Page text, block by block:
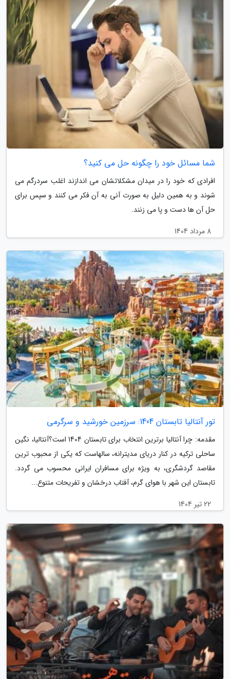
شما مسائل خود را چگونه حل می کنید؟
افرادی که خود را در میدان مشکلاتشان می اندازند اغلب سردرگم می
شوند و به همین دلیل به صورت آنی به آن فکر می کنند و سپس برای
حل آن ها دست و پا می زنند.
8 مرداد 1404
تور آنتالیا تابستان 1404: سرزمین خورشید و سرگرمی
مقدمه: چرا آنتالیا برترین انتخاب برای تابستان 1404 است؟آنتالیا، نگین
ساحلی ترکیه در کنار دریای مدیترانه، سالهاست که یکی از محبوب ترین
مقاصد گردشگری، به ویژه برای مسافران ایرانی محسوب می گردد.
تابستان این شهر با هوای گرم، آفتاب درخشان و تفریحات متنوع...
22 تیر 1404